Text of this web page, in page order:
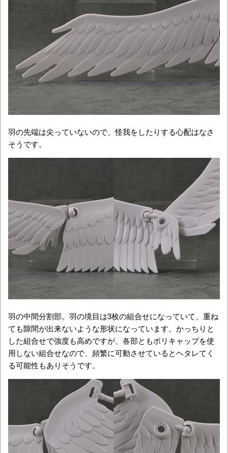
羽の先端は尖っていないので、怪我をしたりする心配はなさ
そうです。
羽の中間分割部。羽の境目は3枚の組合せになっていて、重ね
ても隙間が出来ないような形状になっています。かっちりと
した組合せで強度も高めですが、各部ともポリキャップを使
用しない組合せなので、頻繁に可動させているとヘタレてく
る可能性もありそうです。